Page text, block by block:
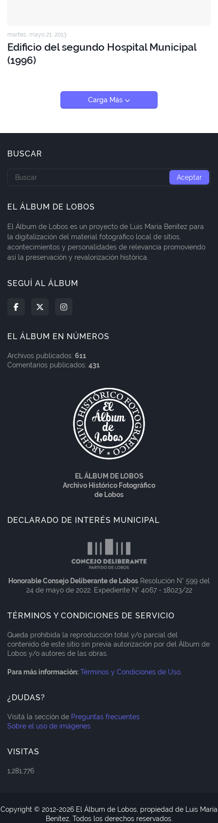
martes, mayo 21, 2013
Edificio del segundo Hospital Municipal
(1996)
Carga Más
BUSCAR
EL ÁLBUM DE LOBOS
El Álbum de Lobos es un proyecto de Luis María Benítez para
la digitalización del material fotográfico local de sitios,
acontecimientos y personalidades de relevancia promoviendo
así la preservación y revalorización histórica.
SEGUÍ AL ÁLBUM
EL ÁLBUM EN NÚMEROS
Archivos publicados: 611
Comentarios publicados: 431
EL ÁLBUM DE LOBOS
Archivo Histórico Fotográfico
de Lobos
DECLARADO DE INTERÉS MUNICIPAL
Honorable Consejo Deliberante de Lobos Resolución N° 599 del
24 de mayo de 2022. Expediente N° 4067 - 18023/22
TÉRMINOS Y CONDICIONES DE SERVICIO
Queda prohibida la reproducción total y/o parcial del
contenido de este sitio sin previa autorización por del Álbum de
Lobos y/o autores de las obras.
Para más información: Términos y Condiciones de Uso.
¿DUDAS?
Visitá la sección de Preguntas frecuentes
Sobre el uso de imágenes
VISITAS
1,281,776
Copyright © 2012-2026 El Álbum de Lobos, propiedad de Luis María
Benítez, Todos los derechos reservados.